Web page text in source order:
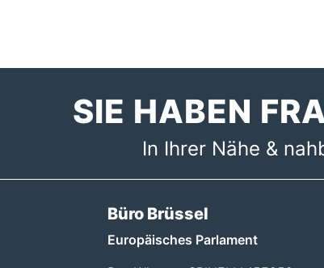
SIE HABEN
In Ihrer Nähe &
Büro Brüssel
Europäisches Parlament